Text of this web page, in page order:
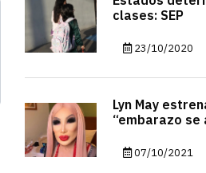
clases: SEP
23/10/2020
Lyn May
“embarazo se
07/10/2021